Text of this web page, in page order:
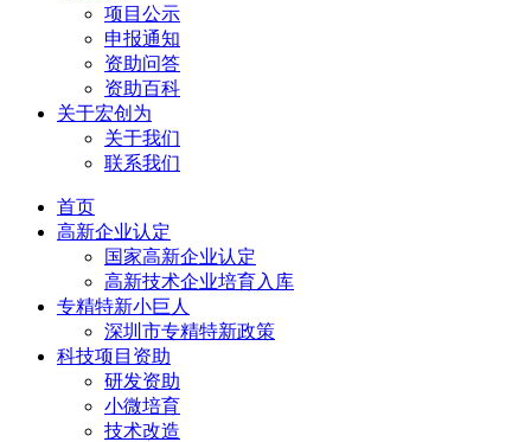
项目公示
申报通知
资助问答
资助百科
关于宏创为
关于我们
联系我们
首页
高新企业认定
国家高新企业认定
高新技术企业培育入库
专精特新小巨人
深圳市专精特新政策
科技项目资助
研发资助
小微培育
技术改造